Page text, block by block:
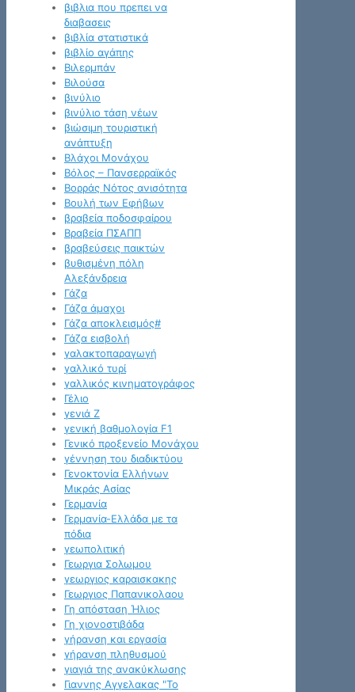
βιβλια που πρεπει να
διαβασεις
βιβλία στατιστικά
βιβλίο αγάπης
Βιλερμπάν
Βιλούσα
βινύλιο
βινύλιο τάση νέων
βιώσιμη τουριστική
ανάπτυξη
Βλάχοι Μονάχου
Βόλος – Πανσερραϊκός
Βορράς Νότος ανισότητα
Βουλή των Εφήβων
βραβεία ποδοσφαίρου
Βραβεία ΠΣΑΠΠ
βραβεύσεις παικτών
βυθισμένη πόλη
Αλεξάνδρεια
Γάζα
Γάζα άμαχοι
Γάζα αποκλεισμός#
Γάζα εισβολή
γαλακτοπαραγωγή
γαλλικό τυρί
γαλλικός κινηματογράφος
Γέλιο
γενιά Z
γενική βαθμολογία F1
Γενικό προξενείο Μονάχου
γέννηση του διαδικτύου
Γενοκτονία Ελλήνων
Μικράς Ασίας
Γερμανία
Γερμανία-Ελλάδα με τα
πόδια
γεωπολιτική
Γεωργια Σολωμου
γεωργιος καραισκακης
Γεωργιος Παπανικολαου
Γη απόσταση Ήλιος
Γη χιονοστιβάδα
γήρανση και εργασία
γήρανση πληθυσμού
γιαγιά της ανακύκλωσης
Γιαννης Αγγελακας "Το